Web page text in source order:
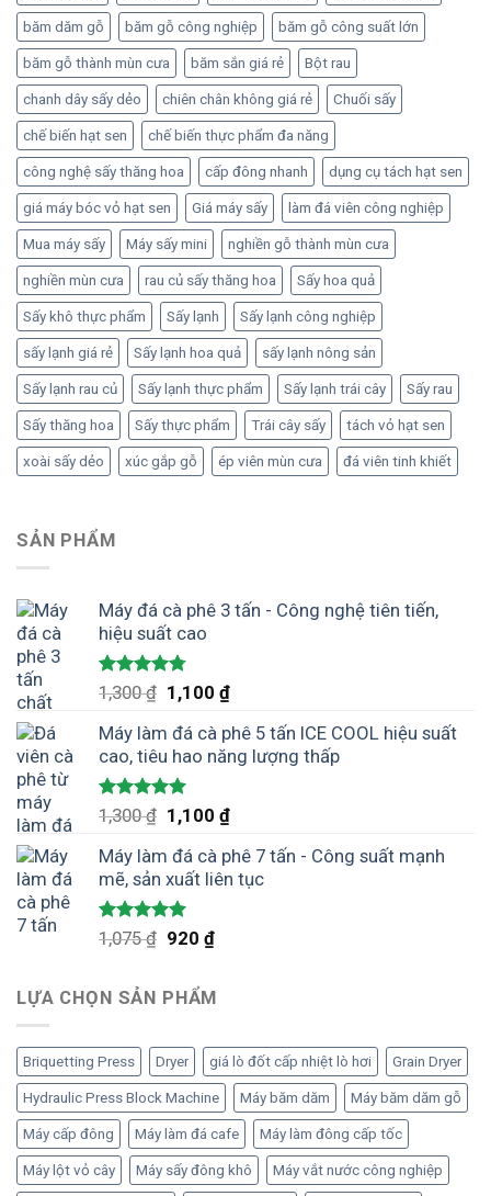
băm dăm gỗ băm gỗ công nghiệp băm gỗ công suất lớn
băm gỗ thành mùn cưa băm sắn giá rẻ Bột rau
chanh dây sấy dẻo chiên chân không giá rẻ Chuối sấy
chế biến hạt sen chế biến thực phẩm đa năng
công nghệ sấy thăng hoa cấp đông nhanh dụng cụ tách hạt sen
giá máy bóc vỏ hạt sen Giá máy sấy làm đá viên công nghiệp
Mua máy sấy Máy sấy mini nghiền gỗ thành mùn cưa
nghiền mùn cưa rau củ sấy thăng hoa Sấy hoa quả
Sấy khô thực phẩm Sấy lạnh Sấy lạnh công nghiệp
sấy lạnh giá rẻ Sấy lạnh hoa quả sấy lạnh nông sản
Sấy lạnh rau củ Sấy lạnh thực phẩm Sấy lạnh trái cây Sấy rau
Sấy thăng hoa Sấy thực phẩm Trái cây sấy tách vỏ hạt sen
xoài sấy dẻo xúc gắp gỗ ép viên mùn cưa đá viên tinh khiết
SẢN PHẨM
Máy đá cà phê 3 tấn - Công nghệ tiên tiến,
hiệu suất cao
Được xếp
hạng
4.75
5 sao
1,300₫ Giá
là:
1,300 ₫.
1,100₫Giá
tại
là:
Máy làm đá cà phê 5 tấn ICE COOL hiệu suất
cao, tiêu hao năng lượng thấp
Được xếp
hạng
5.00
5 sao
1,300₫ Giá
là:
1,300 ₫.
1,100₫Giá
tại
là:
Máy làm đá cà phê 7 tấn - Công suất mạnh
mẽ, sản xuất liên tục
Được xếp
hạng
5.00
1,075₫ Giá
1,075 ₫.
920₫Giá
là:
LỰA CHỌN SẢN PHẨM
Briquetting Press Dryer giá lò đốt cấp nhiệt lò hơi Grain Dryer
Hydraulic Press Block Machine Máy băm dăm Máy băm dăm gỗ
Máy cấp đông Máy làm đá cafe Máy làm đông cấp tốc
Máy lột vỏ cây Máy sấy đông khô Máy vắt nước công nghiệp